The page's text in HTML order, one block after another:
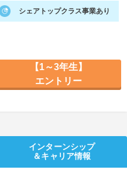
シェアトップクラス事業あり
【1～3年生】
エントリー
インターンシップ
＆キャリア情報